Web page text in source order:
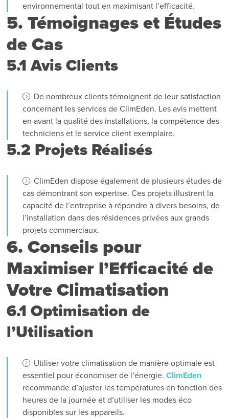
environnemental tout en maximisant l’efficacité.
5. Témoignages et Études
de Cas
5.1 Avis Clients
De nombreux clients témoignent de leur satisfaction
concernant les services de ClimEden. Les avis mettent
en avant la qualité des installations, la compétence des
techniciens et le service client exemplaire.
5.2 Projets Réalisés
ClimEden dispose également de plusieurs études de
cas démontrant son expertise. Ces projets illustrent la
capacité de l’entreprise à répondre à divers besoins, de
l’installation dans des résidences privées aux grands
projets commerciaux.
6. Conseils pour
Maximiser l’Efficacité de
Votre Climatisation
6.1 Optimisation de
l’Utilisation
Utiliser votre climatisation de manière optimale est
essentiel pour économiser de l’énergie.ClimEden
recommande d’ajuster les températures en fonction des
heures de la journée et d’utiliser les modes éco
disponibles sur les appareils.